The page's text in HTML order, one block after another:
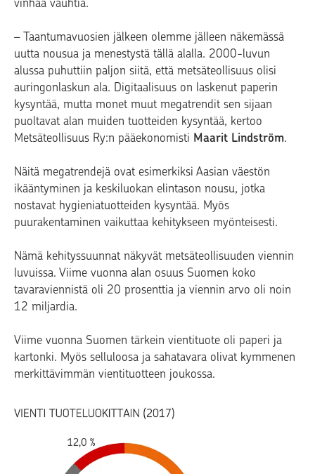
– Taantumavuosien jälkeen olemme jälleen näkemässä
uutta nousua ja menestystä tällä alalla. 2000-luvun
alussa puhuttiin paljon siitä, että metsäteollisuus olisi
auringonlaskun ala. Digitaalisuus on laskenut paperin
kysyntää, mutta monet muut megatrendit sen sijaan
puoltavat alan muiden tuotteiden kysyntää, kertoo
Metsäteollisuus Ry:n pääekonomisti Maarit Lindström.
Näitä megatrendejä ovat esimerkiksi Aasian väestön
ikääntyminen ja keskiluokan elintason nousu, jotka
nostavat hygieniatuotteiden kysyntää. Myös
puurakentaminen vaikuttaa kehitykseen myönteisesti.
Nämä kehityssuunnat näkyvät metsäteollisuuden viennin
luvuissa. Viime vuonna alan osuus Suomen koko
tavaraviennistä oli 20 prosenttia ja viennin arvo oli noin
12 miljardia.
Viime vuonna Suomen tärkein vientituote oli paperi ja
kartonki. Myös selluloosa ja sahatavara olivat kymmenen
merkittävimmän vientituotteen joukossa.